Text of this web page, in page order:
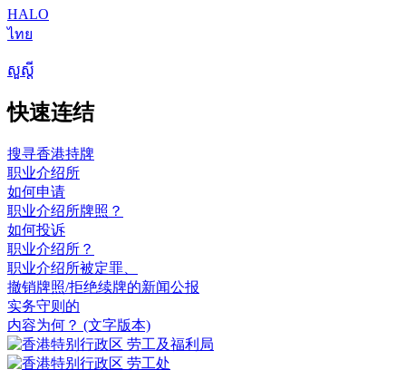
HALO
ไทย
សួស្តី
快速连结
搜寻香港持牌
职业介绍所
如何申请
职业介绍所牌照？
如何投诉
职业介绍所？
职业介绍所被定罪、
撤销牌照/拒绝续牌的新闻公报
实务守则的
内容为何？ (文字版本)